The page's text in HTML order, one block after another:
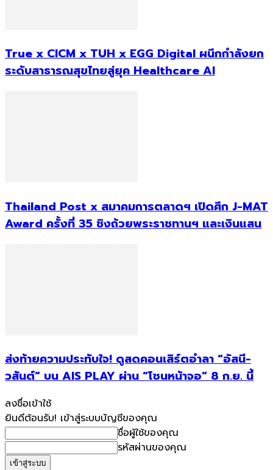
True x CICM x TUH x EGG Digital ผนึกกำลังยก
ระดับสาธารณสุขไทยสู่ยุค Healthcare AI
Thailand Post x สมาคมการตลาดฯ เปิดศึก J-MAT
Award ครั้งที่ 35 ชิงถ้วยพระราชทานฯ และเงินแสน
ส่งท้ายความประทับใจ! ดูสดคอนเสิร์ตอำลา “อัสนี-
วสันต์” บน AIS PLAY ผ่าน “โซนหน้าจอ” 8 ก.ย. นี้
ลงชื่อเข้าใช้
ยินดีต้อนรับ! เข้าสู่ระบบบัญชีของคุณ
ชื่อผู้ใช้ของคุณ
รหัสผ่านของคุณ